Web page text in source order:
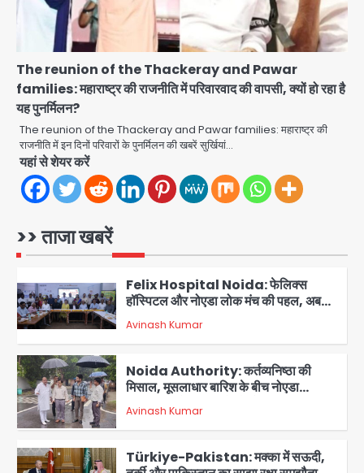
The reunion of the Thackeray and Pawar
families: महाराष्ट्र की राजनीति में परिवारवाद की वापसी, क्यों हो रहा है
यह पुनर्मिलन?
The reunion of the Thackeray and Pawar families: महाराष्ट्र की
राजनीति में इन दिनों परिवारों के पुनर्मिलन की खबरें सुर्खियां…
यहां से शेयर करें
>> ताजा खबरें
4
Türkiye-Pakistan: मक्का में सऊदी,
तुर्की और पाकिस्तान का साझा रक्षा समझौता,
Avinash Kumar
5
सरिया लदा कैंटर अनियंत्रित होकर घुसा
किराना दुकान में , ड्राइवर की मौत
Avinash Kumar
1
Sajid Rashidi’s controversial:
2
Felix Hospital Noida: फेलिक्स
हॉस्पिटल और नोएडा लोक मंच की पहल, अब
सिर्फ 30 रुपये में मिलेगी 24 घंटे ऑनलाइन
डॉक्टर परामर्श सुविधा
Avinash Kumar
3
Noida Authority: कर्तव्यनिष्ठा की
मिसाल, मूसलाधार बारिश के बीच नोएडा
प्राधिकरण ने संभाला मोर्चा, सेक्टर 105
आरडब्ल्यूए ने जताया आभार
Avinash Kumar
Türkiye-Pakistan: मक्का में सऊदी,